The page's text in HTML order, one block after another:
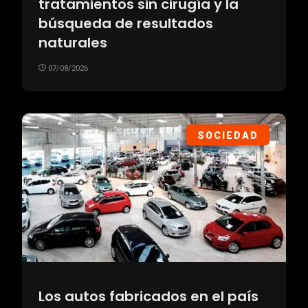
tratamientos sin cirugía y la
búsqueda de resultados
naturales
07/08/2026
SOCIEDAD
Los autos fabricados en el país